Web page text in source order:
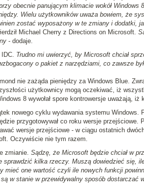
obecnie panującym klimacie wokół Windows
Wielu użytkowników uważa bowiem, że
zostać wyposażony w te zmiany i dodatki,
Michael Cherry z Directions on Microsoft.
- dodaje.
Trudno mi uwierzyć, by Microsoft chciał
o pakiet z narzędziami, co zawsze
nie zażąda pieniędzy za Windows Blue.
użytkownicy mogą oczekiwać, iż
8 wywołał spore kontrowersje uważają, iż
nowego cyklu wydawania systemu Windows.
przygotowywał co roku wersje przejściowe.
wersje przejściowe - w ciągu ostatnich
Oczywiście nie tym razem.
zmianie. Sądzę, że Microsoft będzie chciał w
kilka rzeczy. Muszą dowiedzieć się,
mieć one wartość czyli ile nowych funkcji
w stanie w przewidywalny sposób dostarczać